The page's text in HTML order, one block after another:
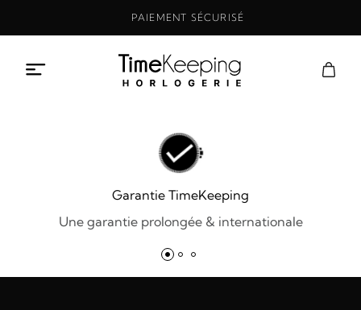
PAIEMENT SÉCURISÉ
Garantie TimeKeeping
Une garantie prolongée & internationale